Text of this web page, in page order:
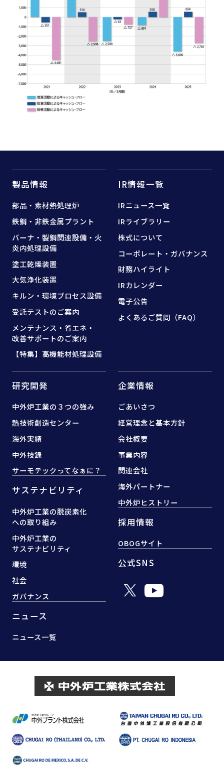
製品情報
部品・素材熱処理炉
鉄鋼・非鉄金属プラント
バーナ・製鋼関連設備・ 火
炎内処理設備
塗工乾燥装置
大気浄化装置
キルン・環境プロセス設備
受託テストのご案内
メンテナンス・省エネ・
改善サポートのご案内
【特集】高機能材処理設備
IR情報一覧
IRニュース一覧
IRライブラリー
株式について
コーポレート・ガバナンス
財務ハイライト
IRカレンダー
電子公告
よくあるご質問（FAQ）
研究開発
中外炉工業の３つの強み
熱技術創造センター
海外実績
中外技録
サーモテックってなぁに？
サステナビリティ
中外炉工業の脱炭素化
への取り組み
中外炉工業の
サステナビリティ
環境
社会
ガバナンス
ニュース
ニュース一覧
企業情報
ごあいさつ
経営理念と基本方針
会社概要
事業内容
関連会社
海外パートナー
中外炉ヒストリー
採用情報
OBOGサイト
公式SNS